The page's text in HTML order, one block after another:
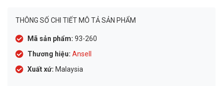
THÔNG SỐ CHI TIẾT MÔ TẢ SẢN PHẨM
Mã sản phẩm: 93-260
Thương hiệu: Ansell
Xuất xứ: Malaysia